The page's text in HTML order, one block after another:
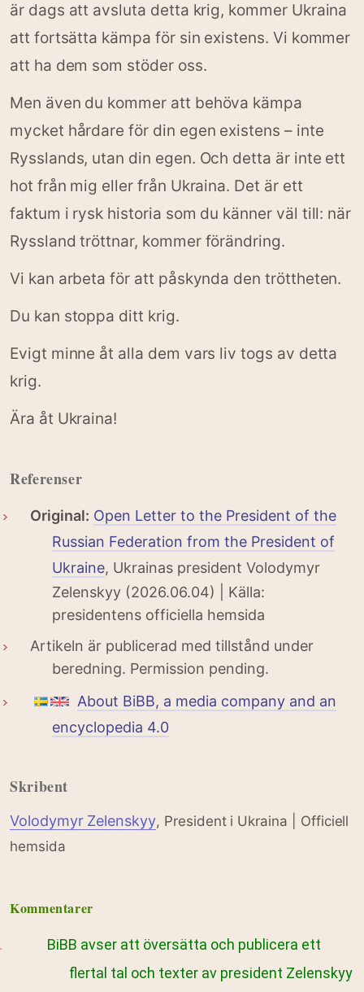
är dags att avsluta detta krig, kommer Ukraina
att fortsätta kämpa för sin existens. Vi kommer
att ha dem som stöder oss.
Men även du kommer att behöva kämpa
mycket hårdare för din egen existens – inte
Rysslands, utan din egen. Och detta är inte ett
hot från mig eller från Ukraina. Det är ett
faktum i rysk historia som du känner väl till: när
Ryssland tröttnar, kommer förändring.
Vi kan arbeta för att påskynda den tröttheten.
Du kan stoppa ditt krig.
Evigt minne åt alla dem vars liv togs av detta
krig.
Ära åt Ukraina!
Referenser
Original: Open Letter to the President of the
Russian Federation from the President of
Ukraine, Ukrainas president Volodymyr
Zelenskyy (2026.06.04) | Källa:
presidentens officiella hemsida
Artikeln är publicerad med tillstånd under
beredning. Permission pending.
About BiBB, a media company and an
encyclopedia 4.0
Skribent
Volodymyr Zelenskyy, President i Ukraina | Officiell
hemsida
Kommentarer
BiBB avser att översätta och publicera ett
flertal tal och texter av president Zelenskyy